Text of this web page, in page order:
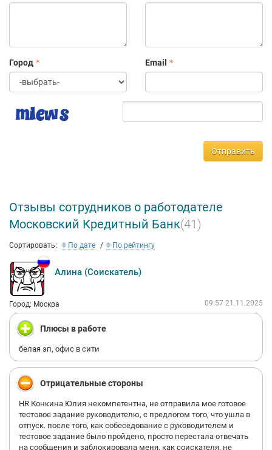
Город Email
Отправить
Отзывы сотрудников о работодателе
Московский Кредитный Банк(41)
Сортировать: По дате По рейтингу
Алина (Соискатель)
Город: Москва 09:57 21.11.2025
Плюсы в работе
белая зп, офис в сити
Отрицательные стороны
HR Конкина Юлия некомпетентна, не отправила мое готовое
тестовое задание руководителю, с предлогом того, что ушла в
отпуск. после того, как собеседование с руководителем и
тестовое задание было пройдено, просто перестала отвечать
на сообщения и заблокировала меня, как соискателя. не